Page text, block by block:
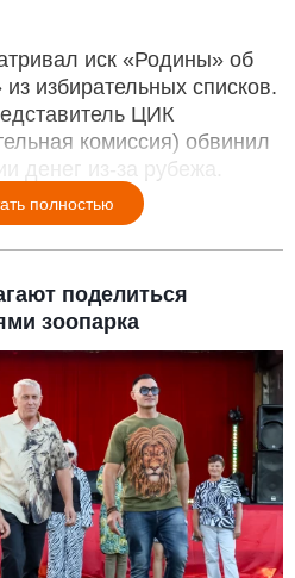
иск «Родины» об
избирательных списков.
ЦИК
комиссия) обвинил
денег из-за рубежа.
полностью
поделиться
зоопарка